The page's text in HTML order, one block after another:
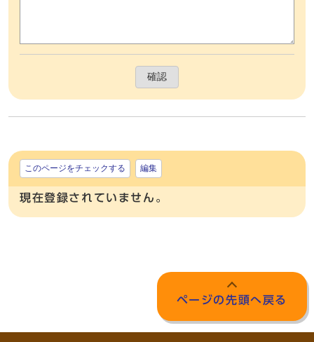
確認
このページをチェックする 編集
現在登録されていません。
ページの先頭へ戻る